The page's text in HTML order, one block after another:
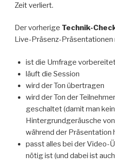
Zeit verliert.
Der vorherige Technik-
Live-Präsenz-Präsentationen
ist die Umfrage
läuft die Session
wird der Ton übertragen
wird der Ton der
geschaltet (damit man
Hintergrundgeräusche
während der Präsentation
passt alles bei der Video-
nötig ist (und dabei ist